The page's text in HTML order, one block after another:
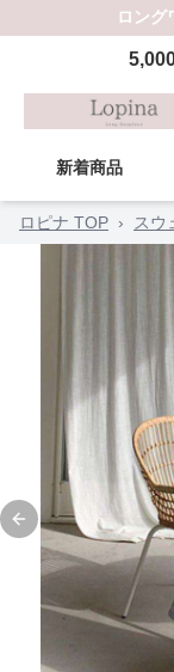
ロング
新着商品
ロピナ TOP › スウ
Previous slide